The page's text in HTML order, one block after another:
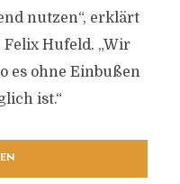
nutzen“, erklärt
Hufeld. „Wir
es ohne Einbußen
ist.“